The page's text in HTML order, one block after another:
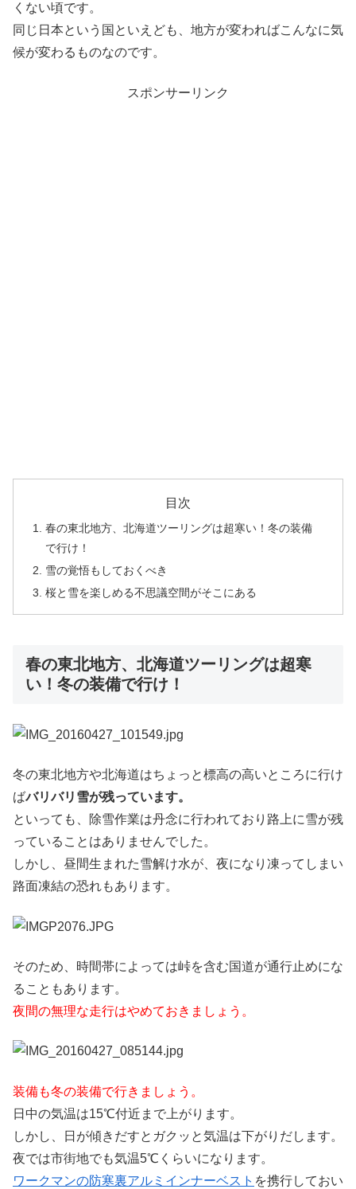
くない頃です。
同じ日本という国といえども、地方が変わればこんなに気
候が変わるものなのです。
スポンサーリンク
目次
春の東北地方、北海道ツーリングは超寒い！冬の装備
で行け！
雪の覚悟もしておくべき
桜と雪を楽しめる不思議空間がそこにある
春の東北地方、北海道ツーリングは超寒
い！冬の装備で行け！
冬の東北地方や北海道はちょっと標高の高いところに行け
ばバリバリ雪が残っています。
といっても、除雪作業は丹念に行われており路上に雪が残
っていることはありませんでした。
しかし、昼間生まれた雪解け水が、夜になり凍ってしまい
路面凍結の恐れもあります。
そのため、時間帯によっては峠を含む国道が通行止めにな
ることもあります。
夜間の無理な走行はやめておきましょう。
装備も冬の装備で行きましょう。
日中の気温は15℃付近まで上がります。
しかし、日が傾きだすとガクッと気温は下がりだします。
夜では市街地でも気温5℃くらいになります。
ワークマンの防寒裏アルミインナーベスト を携行しておい